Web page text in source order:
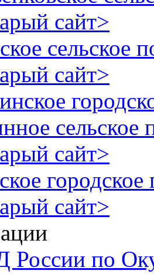
сайт>
сельское
сайт>
сельское
сайт>
городское
сайт>
по